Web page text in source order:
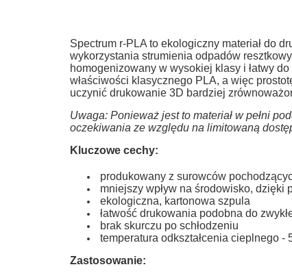
Spectrum r-PLA to ekologiczny materiał do
wykorzystania strumienia odpadów
homogenizowany w wysokiej klasy i łatwy
właściwości klasycznego PLA, a więc
uczynić drukowanie 3D bardziej
Uwaga: Ponieważ jest to materiał w pełni
oczekiwania ze względu na limitowaną
Kluczowe cechy:
produkowany z surowców
mniejszy wpływ na środowisko,
ekologiczna, kartonowa szpula
łatwość drukowania podobna do
brak skurczu po schłodzeniu
temperatura odkształcenia cieplnego -
Zastosowanie: